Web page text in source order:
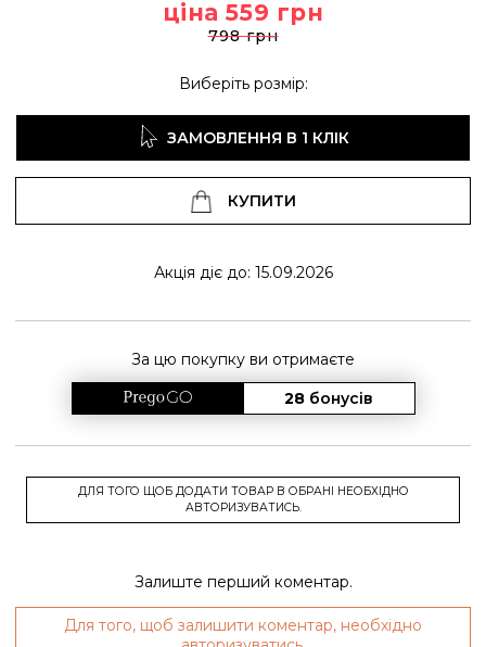
ціна 559 грн
798 грн
Виберіть розмір:
ЗАМОВЛЕННЯ В 1 КЛІК
КУПИТИ
Акція діє до: 15.09.2026
За цю покупку ви отримаєте
28 бонусів
ДЛЯ ТОГО ЩОБ ДОДАТИ ТОВАР В ОБРАНІ НЕОБХІДНО
АВТОРИЗУВАТИСЬ.
Залиште перший коментар.
Для того, щоб залишити коментар, необхідно